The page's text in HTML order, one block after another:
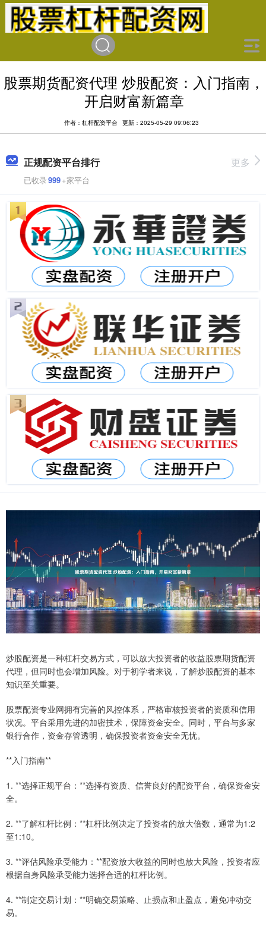
股票期货配资代理 炒股配资：入门指南，
开启财富新篇章
作者：杠杆配资平台 更新：2025-05-29 09:06:23
正规配资平台排行
已收录999+家平台
更多
炒股配资是一种杠杆交易方式，可以放大投资者的收益股票期货配资
代理，但同时也会增加风险。对于初学者来说，了解炒股配资的基本
知识至关重要。
股票配资专业网拥有完善的风控体系，严格审核投资者的资质和信用
状况。平台采用先进的加密技术，保障资金安全。同时，平台与多家
银行合作，资金存管透明，确保投资者资金安全无忧。
**入门指南**
1. **选择正规平台：**选择有资质、信誉良好的配资平台，确保资金安
全。
2. **了解杠杆比例：**杠杆比例决定了投资者的放大倍数，通常为1:2
至1:10。
3. **评估风险承受能力：**配资放大收益的同时也放大风险，投资者应
根据自身风险承受能力选择合适的杠杆比例。
4. **制定交易计划：**明确交易策略、止损点和止盈点，避免冲动交
易。